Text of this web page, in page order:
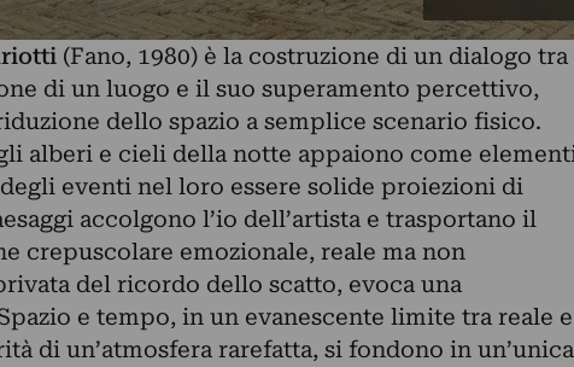
(Fano, 1980) è la costruzione di un dialogo tra
di un luogo e il suo superamento percettivo,
dello spazio a semplice scenario fisico.
alberi e cieli della notte appaiono come
eventi nel loro essere solide proiezioni di
accolgono l’io dell’artista e trasportano il
crepuscolare emozionale, reale ma non
del ricordo dello scatto, evoca una
e tempo, in un evanescente limite tra reale e
di un’atmosfera rarefatta, si fondono in un’unica